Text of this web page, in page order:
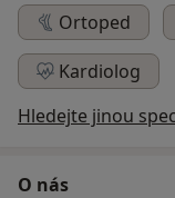
Ortoped
Kardiolog
Hledejte jinou
O nás